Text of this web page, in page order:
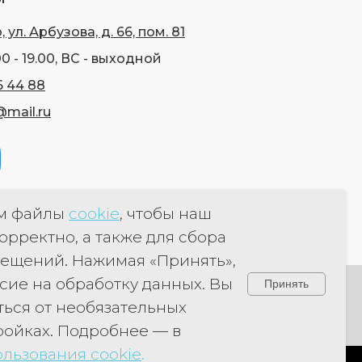
ул. Арбузова, д. 66, пом. 81
44 88
- 19.00, ВС - выходной
файлы cookie, чтобы наш
а также для сбора
Нажимая «Принять»,
на обработку данных. Вы
от необязательных
Подробнее — в
cookie.
Принять